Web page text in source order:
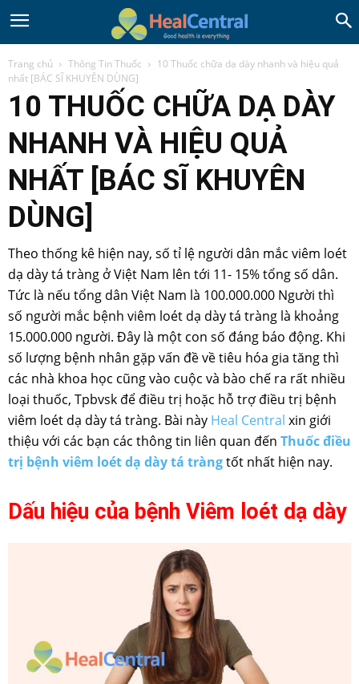
Trang chủ Thông Tin Thuốc
10 Thuốc chữa dạ dày nhanh và hiệu quả
nhất [BÁC SĨ KHUYÊN DÙNG]
10 THUỐC CHỮA DẠ DÀY
NHANH VÀ HIỆU QUẢ
NHẤT [BÁC SĨ KHUYÊN
DÙNG]
Theo thống kê hiện nay, số tỉ lệ người dân mắc viêm loét
dạ dày tá tràng ở Việt Nam lên tới 11- 15% tổng số dân.
Tức là nếu tổng dân Việt Nam là 100.000.000 Người thì
số người mắc bệnh viêm loét dạ dày tá tràng là khoảng
15.000.000 người. Đây là một con số đáng báo động. Khi
số lượng bệnh nhân gặp vấn đề về tiêu hóa gia tăng thì
các nhà khoa học cũng vào cuộc và bào chế ra rất nhiều
loại thuốc, Tpbvsk để điều trị hoặc hỗ trợ điều trị bệnh
viêm loét dạ dày tá tràng. Bài này Heal Central xin giới
thiệu với các bạn các thông tin liên quan đến Thuốc điều
trị bệnh viêm loét dạ dày tá tràngtốt nhất hiện nay.
Dấu hiệu của bệnh Viêm loét dạ dày